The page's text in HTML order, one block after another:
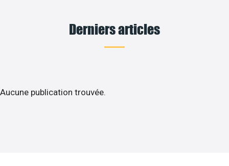
Derniers articles
Aucune publication trouvée.